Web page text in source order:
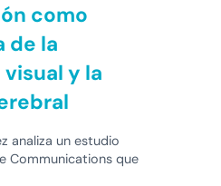
como
de la
y la
analiza un estudio
Communications que